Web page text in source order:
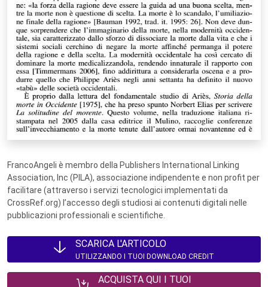
FrancoAngeli è membro della Publishers International Linking
Association, Inc (PILA), associazione indipendente e non profit per
facilitare (attraverso i servizi tecnologici implementati da
CrossRef.org) l’accesso degli studiosi ai contenuti digitali nelle
pubblicazioni professionali e scientifiche.
SCARICA L'ARTICOLO
UTILIZZANDO I TUOI DOWNLOAD CREDIT
ACQUISTA QUI I TUOI